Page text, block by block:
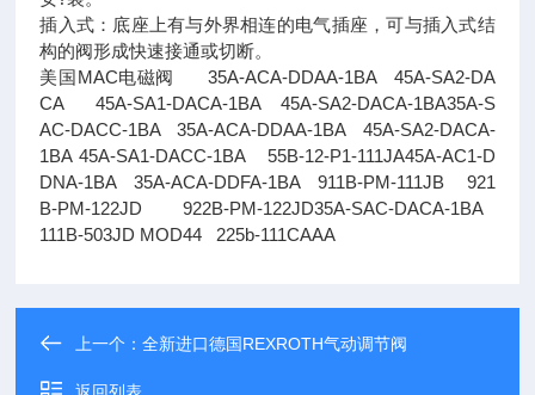
插入式：底座上有与外界相连的电气插座，可与插入式结
构的阀形成快速接通或切断。
美国MAC电磁阀 35A-ACA-DDAA-1BA 45A-SA2-DA
CA 45A-SA1-DACA-1BA 45A-SA2-DACA-1BA35A-S
AC-DACC-1BA 35A-ACA-DDAA-1BA 45A-SA2-DACA-
1BA 45A-SA1-DACC-1BA 55B-12-P1-111JA45A-AC1-D
DNA-1BA 35A-ACA-DDFA-1BA 911B-PM-111JB 921
B-PM-122JD 922B-PM-122JD35A-SAC-DACA-1BA
111B-503JD MOD44 225b-111CAAA
上一个：全新进口德国REXROTH气动调节阀